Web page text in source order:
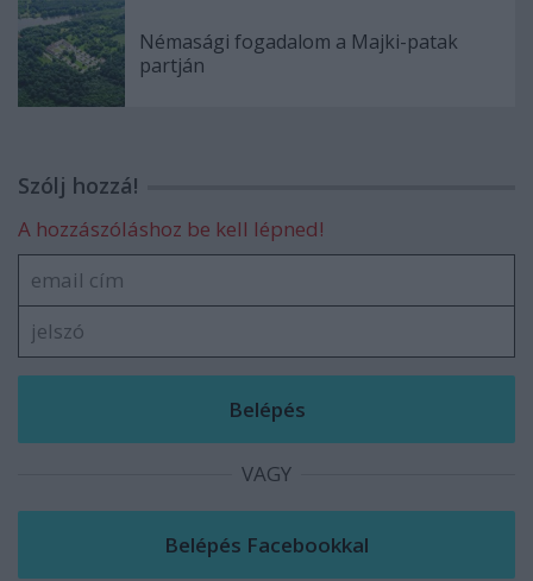
Némasági fogadalom a Majki-patak
partján
Szólj hozzá!
A hozzászóláshoz be kell lépned!
VAGY